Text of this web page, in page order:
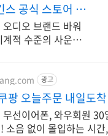
스 공식 스토어 하
디오
디오 브랜드 바워
적 수준의 사운드
광고
팡 오늘주문 내일도
선이어폰, 와우회원 30
음 없이 몰입하는 시간,